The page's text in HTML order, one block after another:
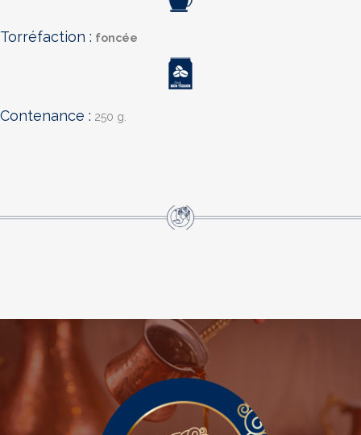
Torréfaction : foncée
Contenance : 250 g.